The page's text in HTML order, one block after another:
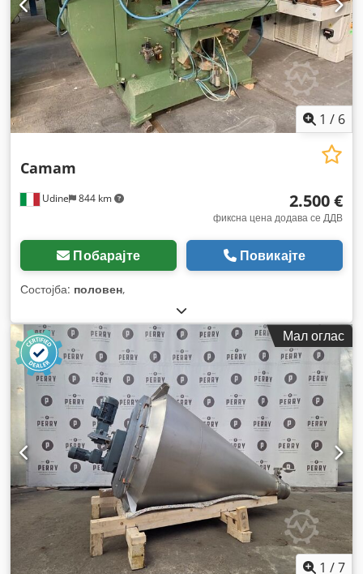
1 / 6
Udine 844 km
Camam
2.500 €
фиксна цена додава се ДДВ
Побарајте Повикајте
Состојба: половен,
Мал оглас
1 /7